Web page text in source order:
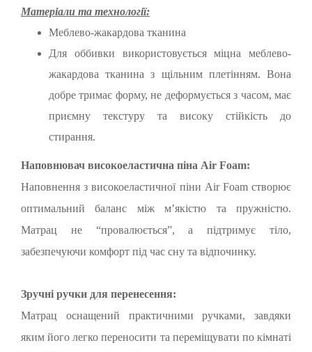
Матеріали та технології:
Меблево-жакардова тканина
Для оббивки використовується міцна меблево-
жакардова тканина з щільним плетінням. Вона
добре тримає форму, не деформується з часом, має
приємну текстуру та високу стійкість до
стирання.
Наповнювач високоеластична піна Air Foam:
Наповнення з високоеластичної піни Air Foam створює
оптимальний баланс між м’якістю та пружністю.
Матрац не “провалюється”, а підтримує тіло,
забезпечуючи комфорт під час сну та відпочинку.
Зручні ручки для перенесення:
Матрац оснащений практичними ручками, завдяки
яким його легко переносити та переміщувати по кімнаті